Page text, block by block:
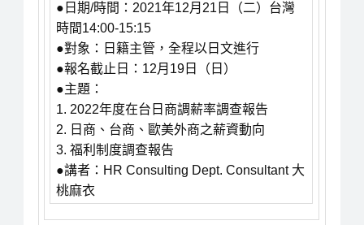
●日期/時間：2021年12月21日（二）台灣
時間14:00-15:15
●對象：日籍主管，全程以日文進行
●報名截止日：12月19日（日）
●主題：
1. 2022年度在台日商調薪率調查報告
2. 日商、台商、歐美外商之薪資動向
3. 福利制度調查報告
●講者：HR Consulting Dept. Consultant 大
桃麻衣